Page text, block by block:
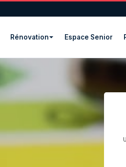
Rénovation Espace Senior